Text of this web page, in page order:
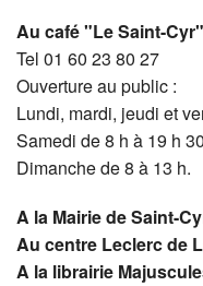
Au café "Le Saint-Cyr"
Tel 01 60 23 80 27
Ouverture au public :
Lundi, mardi, jeudi et
Samedi de 8 h à 19 h 30
Dimanche de 8 à 13 h.
A la Mairie de Saint-
Au centre Leclerc de
A la librairie